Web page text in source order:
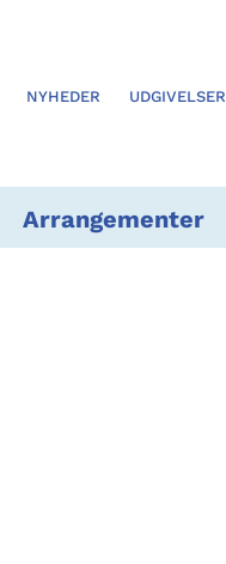
NYHEDER UDGIVELSER
Arrangementer